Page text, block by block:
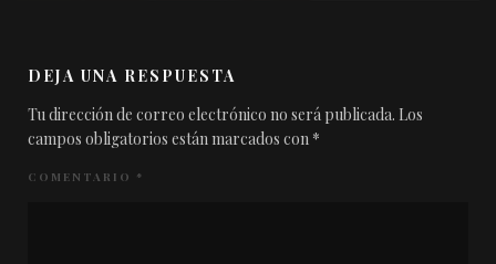
DEJA UNA RESPUESTA
Tu dirección de correo electrónico no será publicada. Los
campos obligatorios están marcados con *
COMENTARIO *